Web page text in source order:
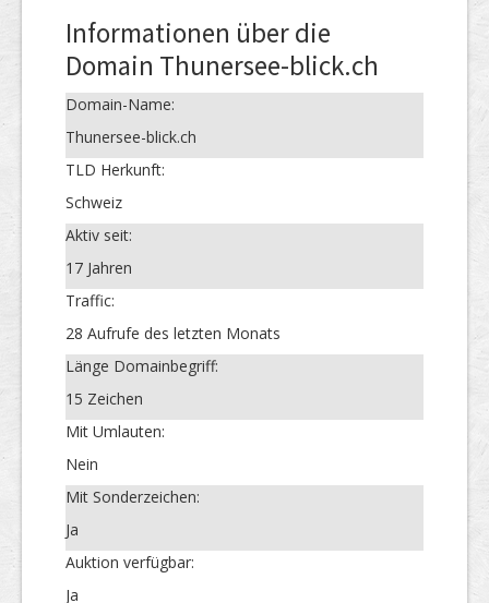
Informationen über die
Domain Thunersee-blick.ch
Domain-Name:
Thunersee-blick.ch
TLD Herkunft:
Schweiz
Aktiv seit:
17 Jahren
Traffic:
28 Aufrufe des letzten Monats
Länge Domainbegriff:
15 Zeichen
Mit Umlauten:
Nein
Mit Sonderzeichen:
Ja
Auktion verfügbar:
Ja